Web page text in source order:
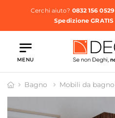
Cerchi aiuto? 0832 156 0529
Spedizione GRATIS
MENU
Bagno Mobili da bagno